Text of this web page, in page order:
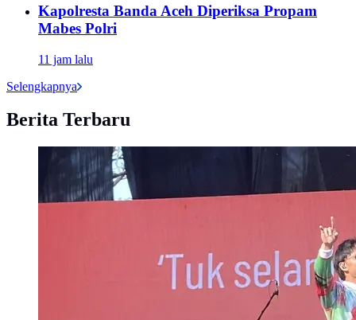
Kapolresta Banda Aceh Diperiksa Propam
Mabes Polri
11 jam lalu
Selengkapnya
Berita Terbaru